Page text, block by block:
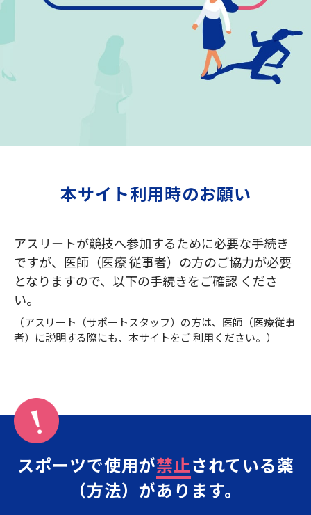
本サイト利用時のお願い
アスリートが競技へ参加するために必要な手続き
ですが、医師（医療 従事者）の方のご協力が必要
となりますので、以下の手続きをご確認 くださ
い。
（アスリート（サポートスタッフ）の方は、医師（医療従事
者）に説明する際にも、本サイトをご 利用ください。）
スポーツで使用が禁止されている薬
（方法）があります。